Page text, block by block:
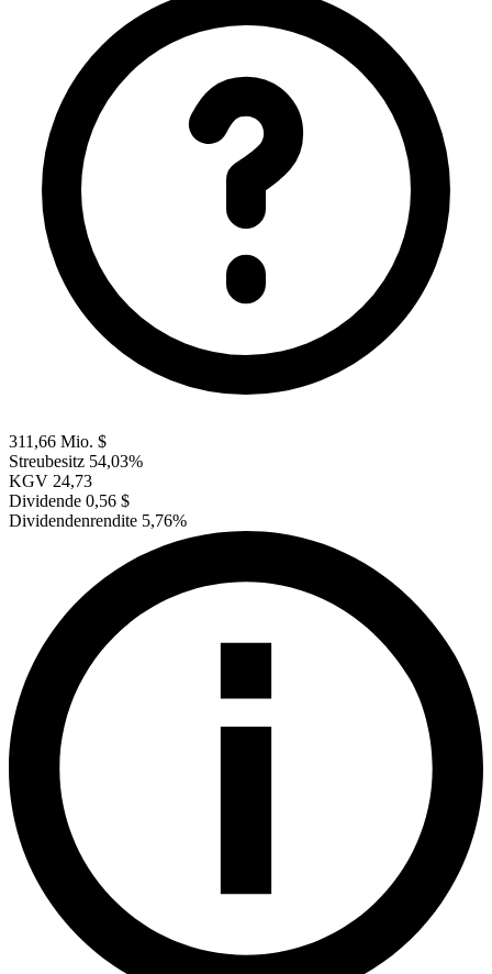
311,66 Mio. $
Streubesitz 54,03%
KGV 24,73
Dividende 0,56 $
Dividendenrendite 5,76%